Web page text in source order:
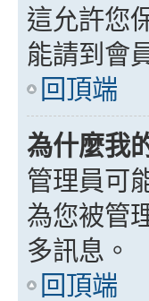
這允許您
能請到會
回頂端
為什麼我
管理員可
為您被管
多訊息。
回頂端